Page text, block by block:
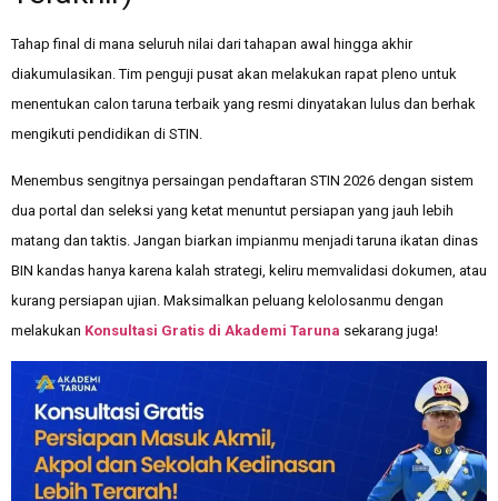
Tahap final di mana seluruh nilai dari tahapan awal hingga akhir
diakumulasikan. Tim penguji pusat akan melakukan rapat pleno untuk
menentukan calon taruna terbaik yang resmi dinyatakan lulus dan berhak
mengikuti pendidikan di STIN.
Menembus sengitnya persaingan pendaftaran STIN 2026 dengan sistem
dua portal dan seleksi yang ketat menuntut persiapan yang jauh lebih
matang dan taktis. Jangan biarkan impianmu menjadi taruna ikatan dinas
BIN kandas hanya karena kalah strategi, keliru memvalidasi dokumen, atau
kurang persiapan ujian. Maksimalkan peluang kelolosanmu dengan
melakukan Konsultasi Gratis di Akademi Taruna sekarang juga!